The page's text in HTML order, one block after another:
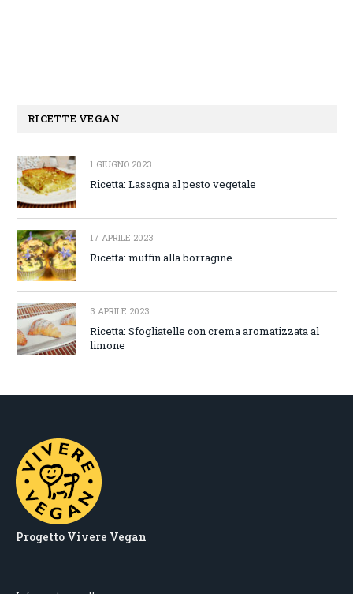
RICETTE VEGAN
1 GIUGNO 2023
Ricetta: Lasagna al pesto vegetale
17 APRILE 2023
Ricetta: muffin alla borragine
3 APRILE 2023
Ricetta: Sfogliatelle con crema aromatizzata al
limone
Progetto Vivere Vegan